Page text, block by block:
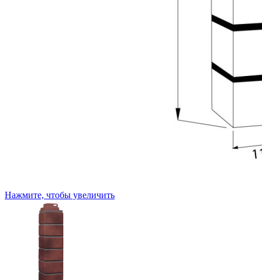
Нажмите, чтобы увеличить